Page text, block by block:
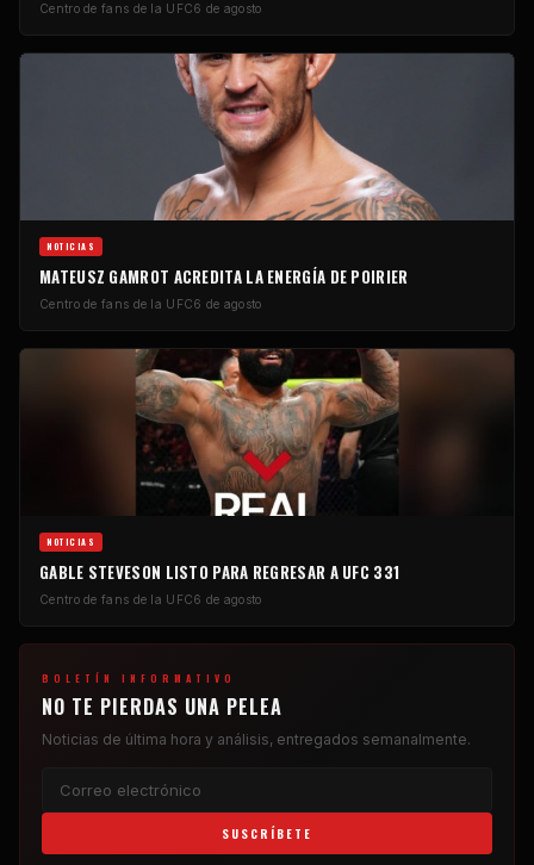
Centro de fans de la UFC6 de agosto
NOTICIAS
MATEUSZ GAMROT ACREDITA LA ENERGÍA DE POIRIER
Centro de fans de la UFC6 de agosto
NOTICIAS
GABLE STEVESON LISTO PARA REGRESAR A UFC 331
Centro de fans de la UFC6 de agosto
BOLETÍN INFORMATIVO
NO TE PIERDAS UNA PELEA
Noticias de última hora y análisis, entregados semanalmente.
SUSCRÍBETE